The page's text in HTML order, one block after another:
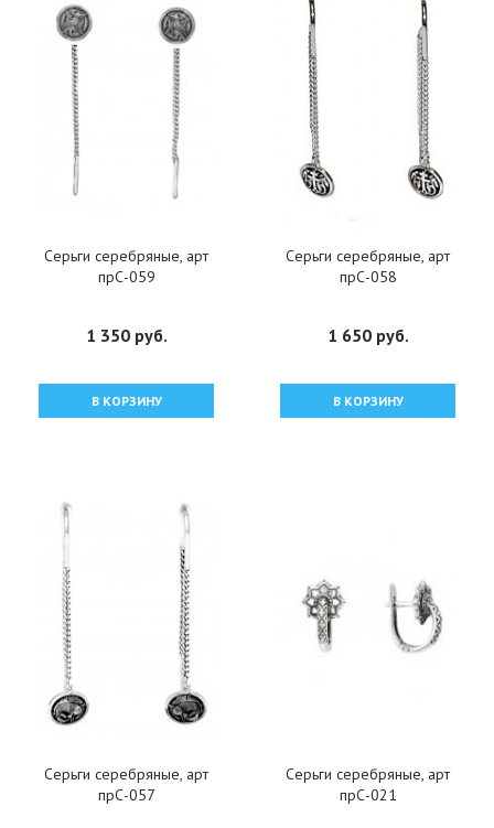
Серьги серебряные, арт
прС-059
1 350 руб.
В КОРЗИНУ
Серьги серебряные, арт
прС-058
1 650 руб.
В КОРЗИНУ
Серьги серебряные, арт
прС-057
Серьги серебряные, арт
прС-021